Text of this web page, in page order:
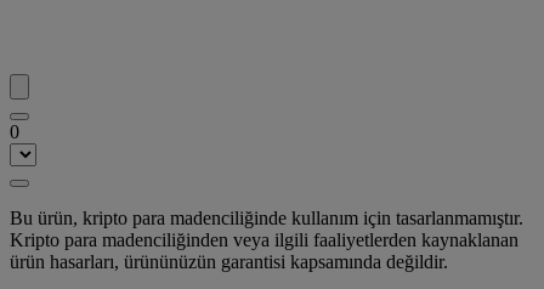
0
Bu ürün, kripto para madenciliğinde kullanım için tasarlanmamıştır.
Kripto para madenciliğinden veya ilgili faaliyetlerden kaynaklanan
ürün hasarları, ürününüzün garantisi kapsamında değildir.